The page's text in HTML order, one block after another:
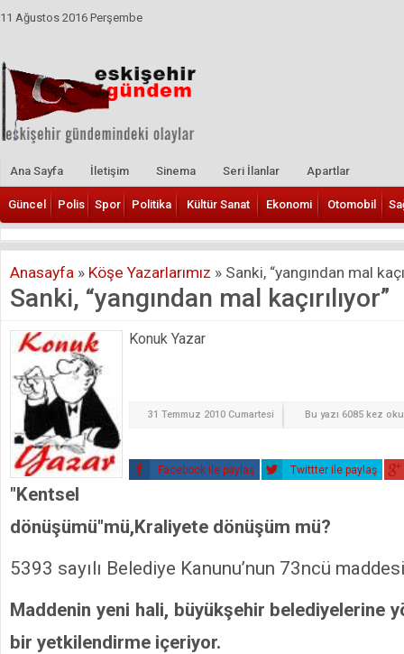
11 Ağustos 2016 Perşembe
Ana Sayfa İletişim Sinema Seri İlanlar Apartlar
Güncel Polis Spor Politika Kültür Sanat Ekonomi Otomobil
Anasayfa » Köşe Yazarlarımız » Sanki, “yangından mal
Sanki, “yangından mal kaçırılıyor”
Konuk Yazar
31 Temmuz 2010 Cumartesi Bu yazı 6085 kez
Facebook ile paylaş Twittter ile paylaş
"Kentsel
dönüşümü"mü,Kraliyete dönüşüm mü?
5393 sayılı Belediye Kanunu’nun 73ncü
Maddenin yeni hali, büyükşehir belediyelerine
bir yetkilendirme içeriyor.